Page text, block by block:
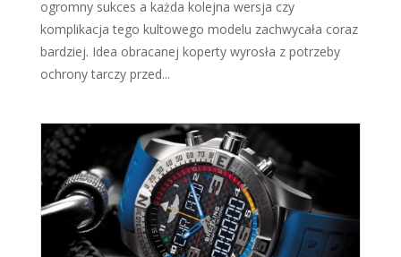
ogromny sukces a każda kolejna wersja czy
komplikacja tego kultowego modelu zachwycała coraz
bardziej. Idea obracanej koperty wyrosła z potrzeby
ochrony tarczy przed...